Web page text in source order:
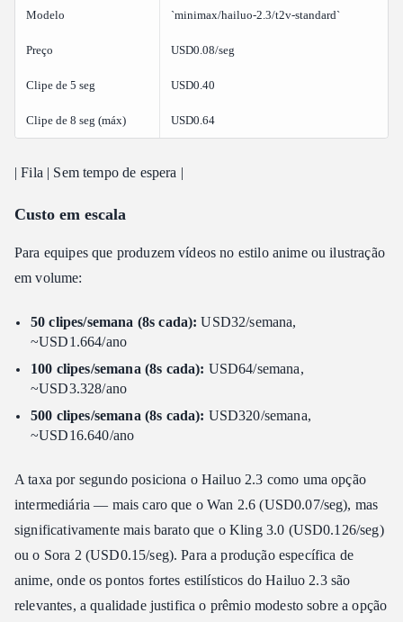
Modelo `minimax/hailuo-2.3/t2v-standard`
Preço USD0.08/seg
Clipe de 5 seg USD0.40
Clipe de 8 seg (máx) USD0.64
| Fila | Sem tempo de espera |
Custo em escala
Para equipes que produzem vídeos no estilo anime ou ilustração
em volume:
50 clipes/semana (8s cada): USD32/semana,
~USD1.664/ano
100 clipes/semana (8s cada): USD64/semana,
~USD3.328/ano
500 clipes/semana (8s cada): USD320/semana,
~USD16.640/ano
A taxa por segundo posiciona o Hailuo 2.3 como uma opção
intermediária — mais caro que o Wan 2.6 (USD0.07/seg), mas
significativamente mais barato que o Kling 3.0 (USD0.126/seg)
ou o Sora 2 (USD0.15/seg). Para a produção específica de
anime, onde os pontos fortes estilísticos do Hailuo 2.3 são
relevantes, a qualidade justifica o prêmio modesto sobre a opção